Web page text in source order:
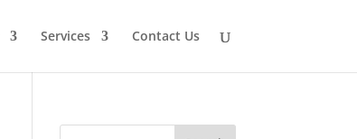
Services Contact Us